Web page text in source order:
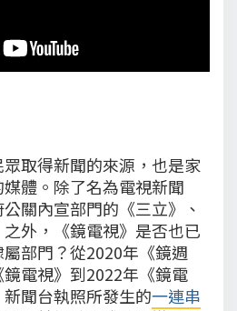
取得新聞的來源，也是家
體。除了名為電視新聞
關內宣部門的《三立》、
之外，《鏡電視》是否也已
部門？從2020年《鏡週
電視》到2022年《鏡電
聞台執照所發生的一連串